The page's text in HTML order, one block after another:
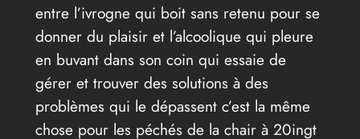
entre l’ivrogne qui boit sans retenu pour se
donner du plaisir et l’alcoolique qui pleure
en buvant dans son coin qui essaie de
gérer et trouver des solutions à des
problèmes qui le dépassent c’est la même
chose pour les péchés de la chair à 20ingt